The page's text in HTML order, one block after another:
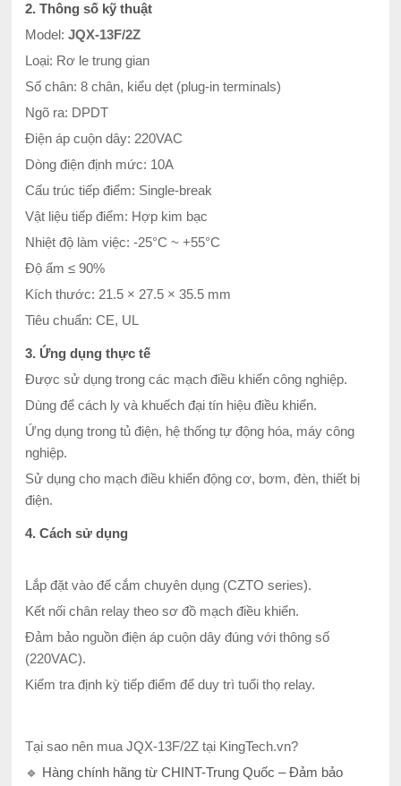
2. Thông số kỹ thuật
Model:JQX-13F/2Z
Loại: Rơ le trung gian
Số chân: 8 chân, kiểu dẹt (plug-in terminals)
Ngõ ra: DPDT
Điện áp cuộn dây: 220VAC
Dòng điện định mức: 10A
Cấu trúc tiếp điểm: Single-break
Vật liệu tiếp điểm: Hợp kim bạc
Nhiệt độ làm việc: -25°C ~ +55°C
Độ ẩm ≤ 90%
Kích thước: 21.5 × 27.5 × 35.5 mm
Tiêu chuẩn: CE, UL
3. Ứng dụng thực tế
Được sử dụng trong các mạch điều khiển công nghiệp.
Dùng để cách ly và khuếch đại tín hiệu điều khiển.
Ứng dụng trong tủ điện, hệ thống tự động hóa, máy công
nghiệp.
Sử dụng cho mạch điều khiển động cơ, bơm, đèn, thiết bị
điện.
4. Cách sử dụng
Lắp đặt vào đế cắm chuyên dụng (CZTO series).
Kết nối chân relay theo sơ đồ mạch điều khiển.
Đảm bảo nguồn điện áp cuộn dây đúng với thông số
(220VAC).
Kiểm tra định kỳ tiếp điểm để duy trì tuổi thọ relay.
Tại sao nên mua JQX-13F/2Z tại KingTech.vn?
🔹 Hàng chính hãng từ CHINT-Trung Quốc – Đảm bảo